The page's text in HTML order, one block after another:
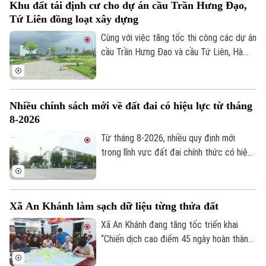
Theo dõi Hà Nội On
Khu đất tái định cư cho dự án cầu Trần Hưng Đạo,
Tứ Liên đồng loạt xây dựng
Cùng với việc tăng tốc thi công các dự án
cầu Trần Hưng Đạo và cầu Tứ Liên, Hà
dự án nói trên.
Nhiều chính sách mới về đất đai có hiệu lực từ tháng
8-2026
Từ tháng 8-2026, nhiều quy định mới
trong lĩnh vực đất đai chính thức có hiệu
kỳ vọng sẽ nâng cao hiệu lực quản lý nhà
nước, đồng thời tạo thuận lợi hơn cho
người dân và doanh nghiệp trong quá trình
Xã An Khánh làm sạch dữ liệu từng thửa đất
Xã An Khánh đang tăng tốc triển khai
“Chiến dịch cao điểm 45 ngày hoàn thành